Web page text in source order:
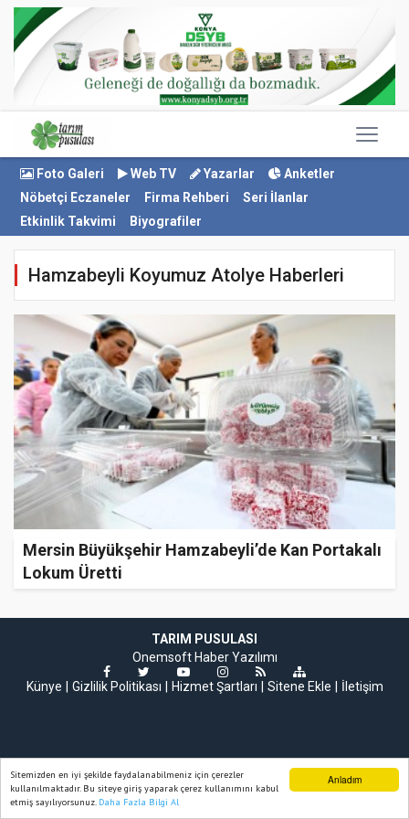
Anladım
Sitemizden en iyi şekilde faydalanabilmeniz için çerezler
kullanılmaktadır. Bu siteye giriş yaparak çerez kullanımını kabul
etmiş sayılıyorsunuz. Daha Fazla Bilgi Al
Foto Galeri Web TV Yazarlar
Anketler
Nöbetçi Eczaneler
Firma Rehberi
Seri İlanlar
Etkinlik Takvimi
Biyografiler
Hamzabeyli Koyumuz Atolye Haberleri
Mersin Büyükşehir Hamzabeyli’de Kan Portakalı
Lokum Üretti
TARIM PUSULASI
Onemsoft Haber Yazılımı
Künye
Gizlilik Politikası Hizmet Şartları Sitene Ekle İletişim
Ana Sayfa Web TV